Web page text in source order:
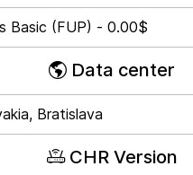
Data center
CHR Version